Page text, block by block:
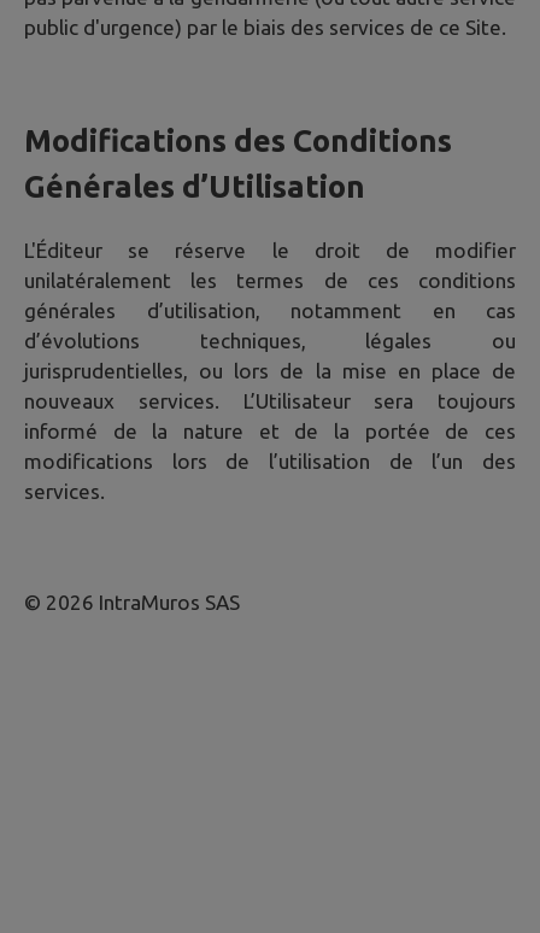
public d'urgence) par le biais des services de ce Site.
Modifications des Conditions
Générales d’Utilisation
L'Éditeur se réserve le droit de modifier
unilatéralement les termes de ces conditions
générales d’utilisation, notamment en cas
d’évolutions techniques, légales ou
jurisprudentielles, ou lors de la mise en place de
nouveaux services. L’Utilisateur sera toujours
informé de la nature et de la portée de ces
modifications lors de l’utilisation de l’un des
services.
© 2026 IntraMuros SAS